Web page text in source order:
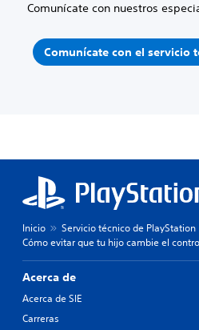
Comunícate con nuestros
Comunícate con el servicio
Inicio Servicio técnico de PlayStation
Cómo evitar que tu hijo cambie el
Acerca de
Acerca de SIE
Carreras